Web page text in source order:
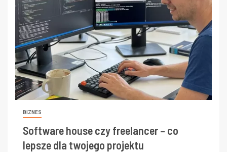
BIZNES
Software house czy freelancer – co
lepsze dla twojego projektu